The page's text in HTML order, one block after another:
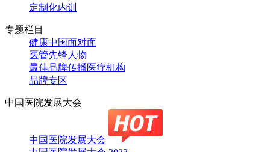
定制化内训
专题栏目
健康中国面对面
医管先锋人物
最佳品牌传播医疗机构
品牌专区
中国医院发展大会
中国医院发展大会